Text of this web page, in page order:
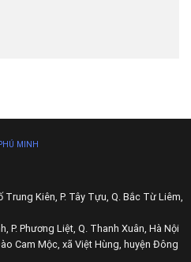
MINH
Kiên, P. Tây Tựu, Q. Bắc Từ Liêm,
P. Phương Liệt, Q. Thanh Xuân, Hà Nội
Cam Mộc, xã Việt Hùng, huyện Đông